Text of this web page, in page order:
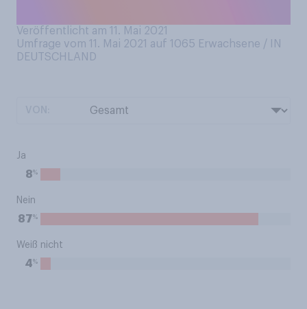
Veröffentlicht am 11. Mai 2021
Umfrage vom 11. Mai 2021 auf 1065 Erwachsene / IN
DEUTSCHLAND
Ja
8%
Nein
87%
Weiß nicht
4%